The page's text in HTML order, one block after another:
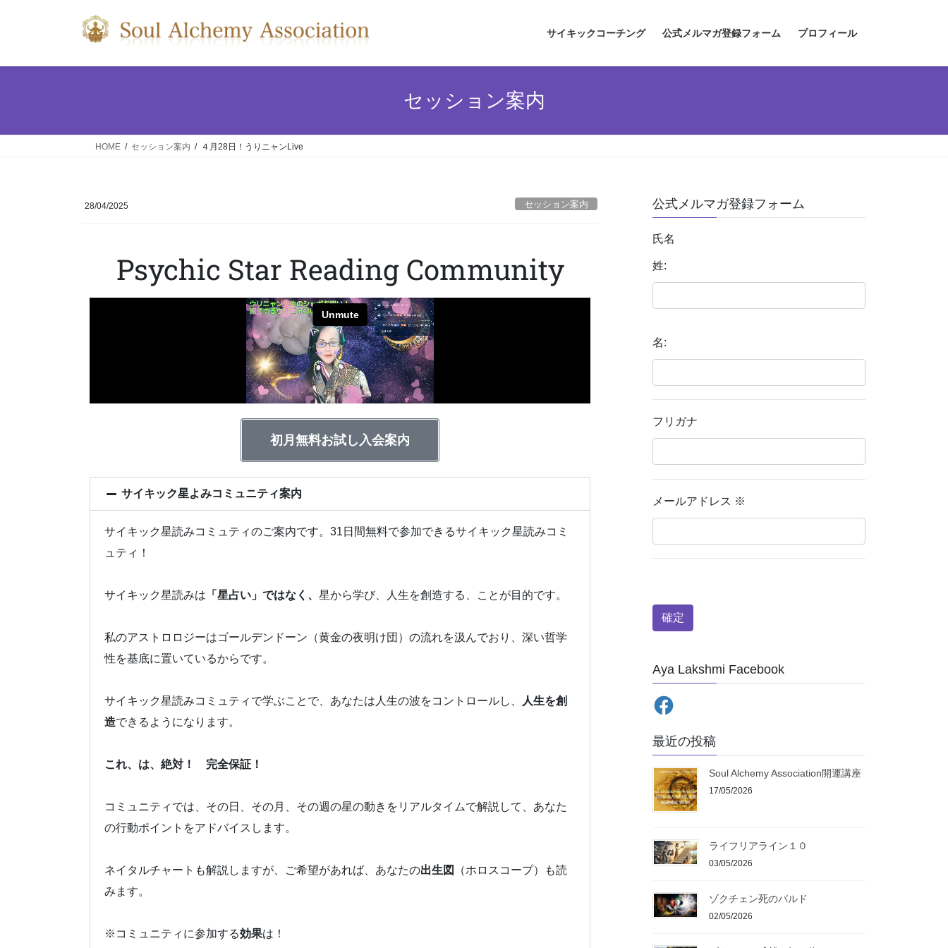
サイキックコーチング 公式メルマガ登録フォーム プロフィール
セッション案内
HOME セッション案内 ４月28日！うりニャンLive
28/04/2025 セッション案内
Psychic Star Reading Community
初月無料お試し入会案内
サイキック星よみコミュニティ案内
サイキック星読みコミュティのご案内です。31日間無料で参加できるサイキック星読みコミ
ュティ！
サイキック星読みは 「星占い」ではなく、 星から学び、人生を創造する、ことが目的です。
私のアストロロジーはゴールデンドーン（黄金の夜明け団）の流れを汲んでおり、深い哲学
性を基底に置いているからです。
サイキック星読みコミュティで学ぶことで、あなたは人生の波をコントロールし、
人生を創
造できるようになります。
これ、は、絶対！ 完全保証！
コミュニティでは、その日、その月、その週の星の動きをリアルタイムで解説して、あなた
の行動ポイントをアドバイスします。
ネイタルチャートも解説しますが、ご希望があれば、あなたの出生図
（ホロスコープ）も読
みます。
※コミュニティに参加する効果は！
公式メルマガ登録フォーム
氏名
姓:
名:
フリガナ
メールアドレス ※
Aya Lakshmi Facebook
最近の投稿
Soul Alchemy Association開運講座
17/05/2026
ライフリアライン１０
03/05/2026
ゾクチェン死のバルド
02/05/2026